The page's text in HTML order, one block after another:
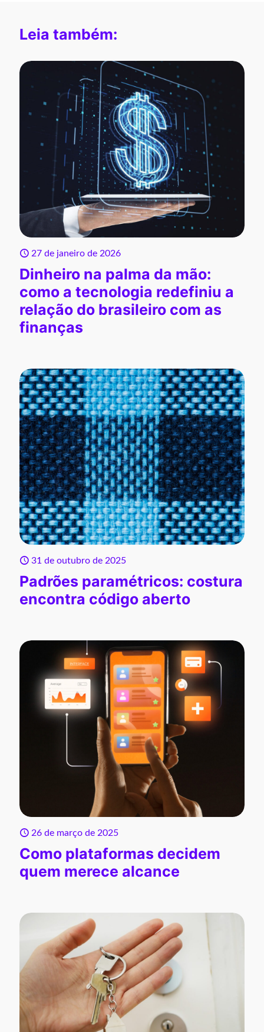
Leia também:
27 de janeiro de 2026
Dinheiro na palma da mão:
como a tecnologia redefiniu a
relação do brasileiro com as
finanças
31 de outubro de 2025
Padrões paramétricos: costura
encontra código aberto
26 de março de 2025
Como plataformas decidem
quem merece alcance